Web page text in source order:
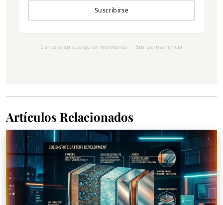
Suscribirse
Cancela en cualquier momento · Sin permanencia
Artículos Relacionados